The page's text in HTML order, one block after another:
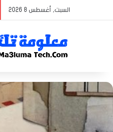
السبت, أغسطس 8 2026